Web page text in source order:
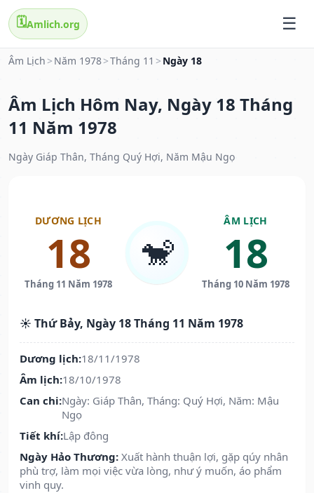
🗓️Amlich.org
Âm Lịch > Năm 1978>Tháng 11 > Ngày 18
Âm Lịch Hôm Nay, Ngày 18 Tháng
11 Năm 1978
Ngày Giáp Thân, Tháng Quý Hợi, Năm Mậu Ngọ
DƯƠNG LỊCH
18
Tháng 11 Năm 1978
🐒
ÂM LỊCH
18
Tháng 10 Năm 1978
☀️ Thứ Bảy, Ngày 18 Tháng 11 Năm 1978
Dương lịch:18/11/1978
Âm lịch:18/10/1978
Can chi:Ngày: Giáp Thân, Tháng: Quý Hợi, Năm: Mậu
Ngọ
Tiết khí:Lập đông
Ngày Hảo Thương: Xuất hành thuận lợi, gặp qúy nhân
phù trợ, làm mọi việc vừa lòng, như ý muốn, áo phẩm
vinh quy.